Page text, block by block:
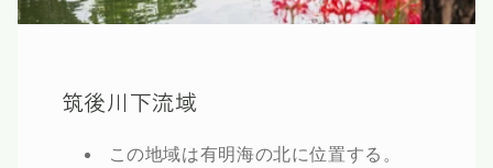
筑後川下流域
この地域は有明海の北に位置する。